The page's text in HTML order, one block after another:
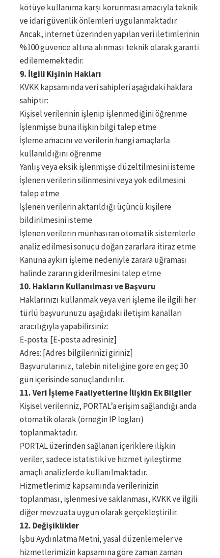
kötüye kullanıma karşı korunması amacıyla teknik
ve idari güvenlik önlemleri uygulanmaktadır.
Ancak, internet üzerinden yapılan veri iletimlerinin
%100 güvence altına alınması teknik olarak garanti
edilememektedir.
9. İlgili Kişinin Hakları
KVKK kapsamında veri sahipleri aşağıdaki haklara
sahiptir:
Kişisel verilerinin işlenip işlenmediğini öğrenme
İşlenmişse buna ilişkin bilgi talep etme
İşleme amacını ve verilerin hangi amaçlarla
kullanıldığını öğrenme
Yanlış veya eksik işlenmişse düzeltilmesini isteme
İşlenen verilerin silinmesini veya yok edilmesini
talep etme
İşlenen verilerin aktarıldığı üçüncü kişilere
bildirilmesini isteme
İşlenen verilerin münhasıran otomatik sistemlerle
analiz edilmesi sonucu doğan zararlara itiraz etme
Kanuna aykırı işleme nedeniyle zarara uğraması
halinde zararın giderilmesini talep etme
10. Hakların Kullanılması ve Başvuru
Haklarınızı kullanmak veya veri işleme ile ilgili her
türlü başvurunuzu aşağıdaki iletişim kanalları
aracılığıyla yapabilirsiniz:
E-posta: [E-posta adresiniz]
Adres: [Adres bilgilerinizi giriniz]
Başvurularınız, talebin niteliğine göre en geç 30
gün içerisinde sonuçlandırılır.
11. Veri İşleme Faaliyetlerine İlişkin Ek Bilgiler
Kişisel verileriniz, PORTAL’a erişim sağlandığı anda
otomatik olarak (örneğin IP logları)
toplanmaktadır.
PORTAL üzerinden sağlanan içeriklere ilişkin
veriler, sadece istatistiki ve hizmet iyileştirme
amaçlı analizlerde kullanılmaktadır.
Hizmetlerimiz kapsamında verilerinizin
toplanması, işlenmesi ve saklanması, KVKK ve ilgili
diğer mevzuata uygun olarak gerçekleştirilir.
12. Değişiklikler
İşbu Aydınlatma Metni, yasal düzenlemeler ve
hizmetlerimizin kapsamına göre zaman zaman